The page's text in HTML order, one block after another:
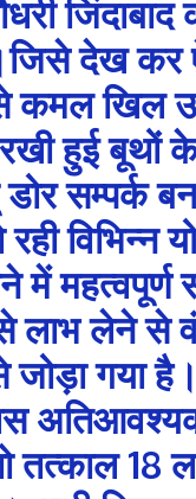
देख कर
से कमल खिल
हुई बूथों के
सम्पर्क
रही विभिन्न
में
लाभ लेने से
गया है।
तत्काल 18